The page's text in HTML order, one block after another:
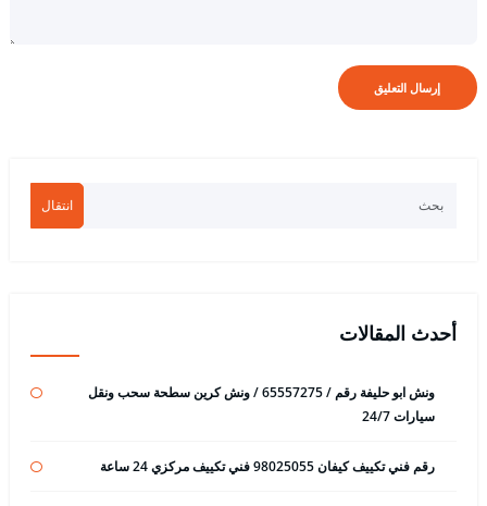
انتقال
أحدث المقالات
ونش ابو حليفة رقم / 65557275 / ونش كرين سطحة سحب ونقل
سيارات 24/7
رقم فني تكييف كيفان 98025055 فني تكييف مركزي 24 ساعة